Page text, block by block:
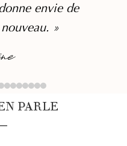
envie de
»
PARLE